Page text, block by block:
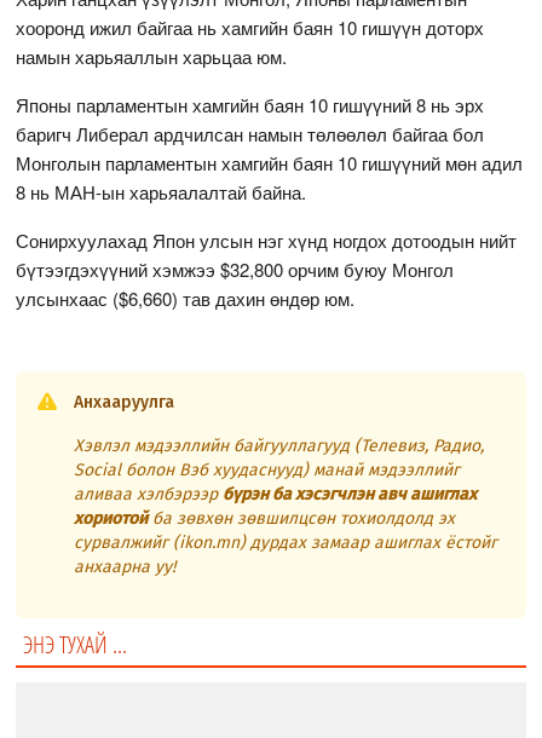
хооронд ижил байгаа нь хамгийн баян 10 гишүүн доторх
намын харьяаллын харьцаа юм.
Японы парламентын хамгийн баян 10 гишүүний 8 нь эрх
баригч Либерал ардчилсан намын төлөөлөл байгаа бол
Монголын парламентын хамгийн баян 10 гишүүний мөн адил
8 нь МАН-ын харьяалалтай байна.
Сонирхуулахад Япон улсын нэг хүнд ногдох дотоодын нийт
бүтээгдэхүүний хэмжээ $32,800 орчим буюу Монгол
улсынхаас ($6,660) тав дахин өндөр юм.
Анхааруулга
Хэвлэл мэдээллийн байгууллагууд (Телевиз, Радио,
Social болон Вэб хуудаснууд) манай мэдээллийг
аливаа хэлбэрээр бүрэн ба хэсэгчлэн авч ашиглах
хориотойба зөвхөн зөвшилцсөн тохиолдолд эх
сурвалжийг (ikon.mn) дурдах замаар ашиглах ёстойг
анхаарна уу!
ЭНЭ ТУХАЙ ...